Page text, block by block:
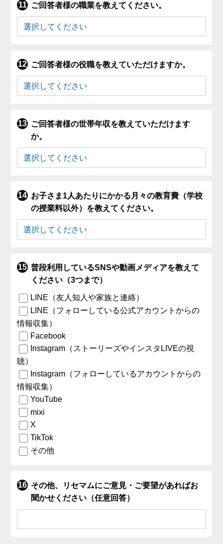
ご回答者様の職業を教えてください。
ご回答者様の役職を教えていただけますか。
ご回答者様の世帯年収を教えていただけます
か。
お子さま1人あたりにかかる月々の教育費（学校
の授業料以外）を教えてください。
普段利用しているSNSや動画メディアを教えて
ください（3つまで）
LINE（友人知人や家族と連絡）
LINE（フォローしている公式アカウントからの
情報収集）
Facebook
Instagram（ストーリーズやインスタLIVEの視
聴）
Instagram（フォローしているアカウントからの
情報収集）
YouTube
mixi
X
TikTok
その他
その他、リセマムにご意見・ご要望があればお
聞かせください（任意回答）